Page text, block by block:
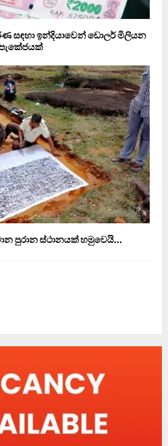
සඳහා ඉන්දියාවෙන් ඩොලර් මිලියන
පුරාන ස්ථානයක් හමුවෙයි…